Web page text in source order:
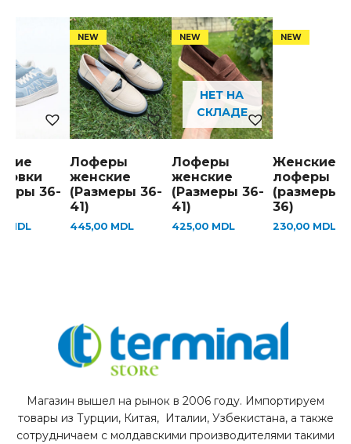
36-
MDL
Лоферы
женские
(Размеры 36-
41)
445,00 MDL
НЕТ НА
СКЛАДЕ
Лоферы
женские
(Размеры 36-
41)
425,00 MDL
Женские
лоферы
(размеры
36)
230,00 MDL
Магазин вышел на рынок в 2006 году. Импортируем
товары из Турции, Китая, Италии, Узбекистана, а также
сотрудничаем с молдавскими производителями такими